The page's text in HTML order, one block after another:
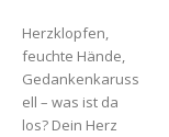
Herzklopfen,
feuchte Hände,
Gedankenkaruss
ell – was ist da
los? Dein Herz